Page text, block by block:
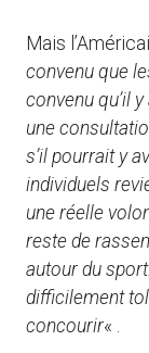
Mais
convenu que
convenu qu’il
une
s’il pourrait y
individuels
une réelle
reste de
autour du
difficilement
concourir« .